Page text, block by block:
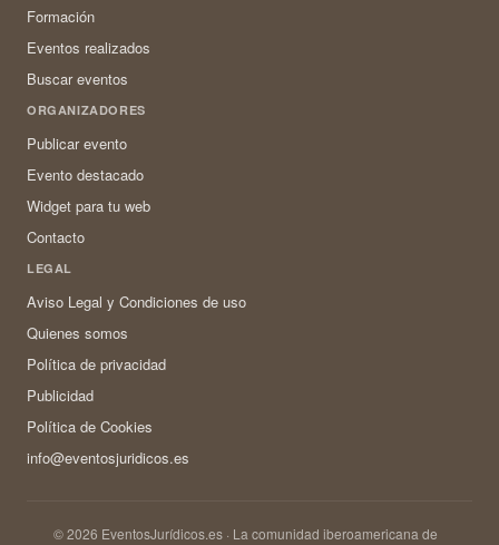
Formación
Eventos realizados
Buscar eventos
ORGANIZADORES
Publicar evento
Evento destacado
Widget para tu web
Contacto
LEGAL
Aviso Legal y Condiciones de uso
Quienes somos
Política de privacidad
Publicidad
Política de Cookies
info@eventosjuridicos.es
© 2026 EventosJurídicos.es · La comunidad iberoamericana de